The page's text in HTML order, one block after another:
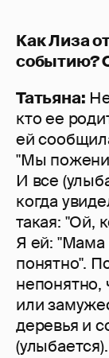
Как Лиза
событию?
Татьяна:
кто ее
ей
"Мы
И все
когда
такая: "Ой,
Я ей: "Мама
понятно".
непонятно,
или
деревья и
(улыбается).